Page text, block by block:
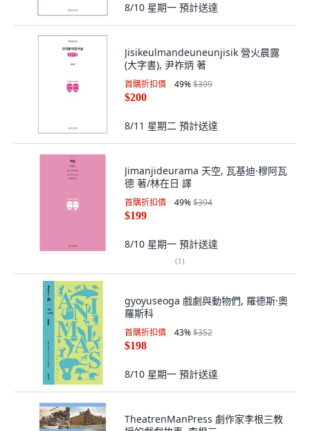
8/10 星期一 預計送達
Jisikeulmandeuneunjisik 營火晨露
(大字書), 尹祚炳 著
首購折扣價 49%$399
$200
8/11 星期二 預計送達
Jimanjideurama 天空, 瓦基迪·穆阿瓦
德 著/林在日 譯
首購折扣價 49%$394
$199
8/10 星期一 預計送達
(1)
gyoyuseoga 戲劇與動物們, 羅德斯·奧
羅斯科
首購折扣價 43%$352
$198
8/10 星期一 預計送達
TheatrenManPress 劇作家李根三教